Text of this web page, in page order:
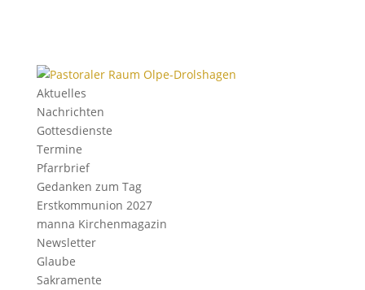
Aktu­elles
Nach­richten
Gottes­dienste
Termine
Pfarr­brief
Gedanken zum Tag
Erst­kom­mu­nion 2027
manna Kirchen­ma­gazin
News­letter
Glaube
Sakra­mente